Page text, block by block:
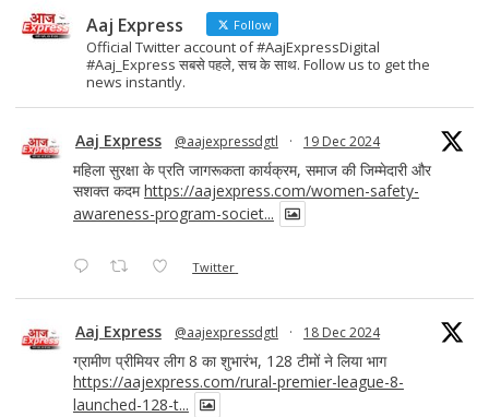
Aaj Express Follow
Official Twitter account of #AajExpressDigital
#Aaj_Express सबसे पहले, सच के साथ. Follow us to get the
news instantly.
Aaj Express @aajexpressdgtl · 19 Dec 2024
महिला सुरक्षा के प्रति जागरूकता कार्यक्रम, समाज की जिम्मेदारी और
सशक्त कदमhttps://aajexpress.com/women-safety-
awareness-program-societ...
Twitter
Aaj Express @aajexpressdgtl · 18 Dec 2024
ग्रामीण प्रीमियर लीग 8 का शुभारंभ, 128 टीमों ने लिया भाग
https://aajexpress.com/rural-premier-league-8-
launched-128-t...